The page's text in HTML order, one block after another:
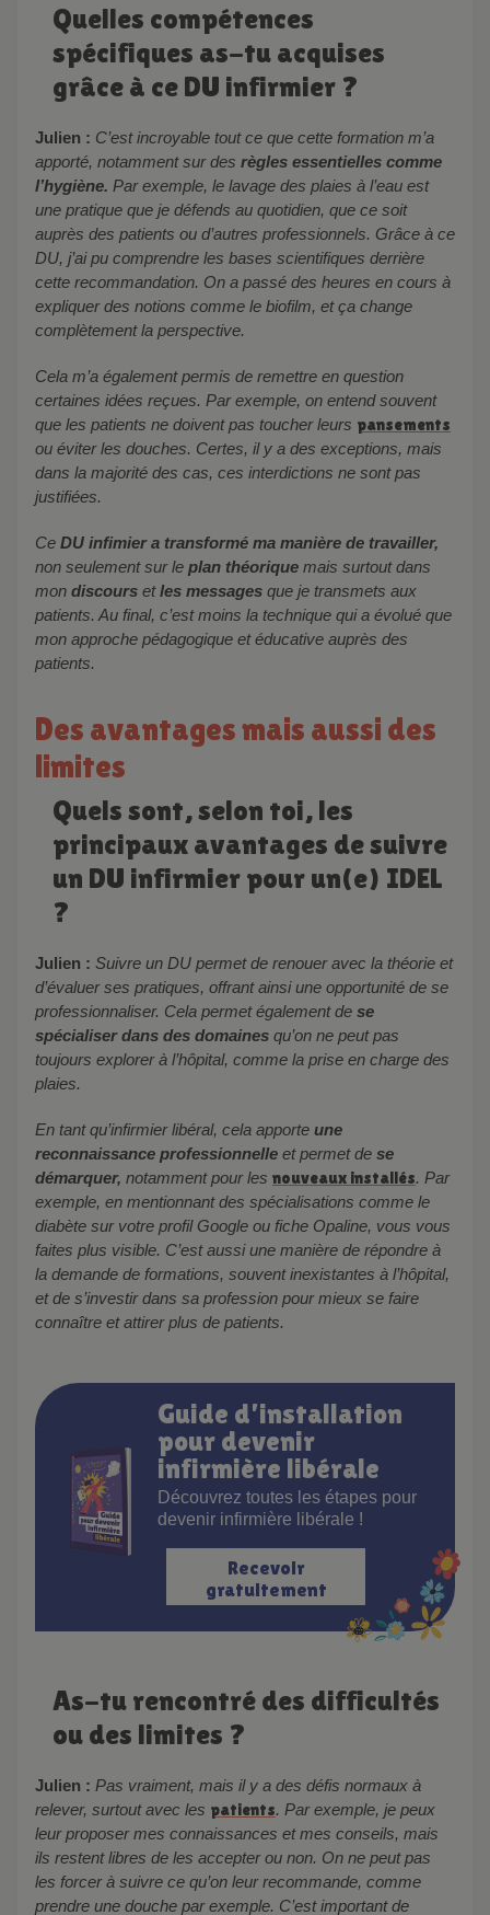
Quelles compétences
spécifiques as-tu acquises
grâce à ce DU infirmier ?
Julien : C’est incroyable tout ce que cette formation m’a
apporté, notamment sur des règles essentielles comme
l’hygiène. Par exemple, le lavage des plaies à l’eau est
une pratique que je défends au quotidien, que ce soit
auprès des patients ou d’autres professionnels. Grâce à ce
DU, j’ai pu comprendre les bases scientifiques derrière
cette recommandation. On a passé des heures en cours à
expliquer des notions comme le biofilm, et ça change
complètement la perspective.
Cela m’a également permis de remettre en question
certaines idées reçues. Par exemple, on entend souvent
que les patients ne doivent pas toucher leurs pansements
ou éviter les douches. Certes, il y a des exceptions, mais
dans la majorité des cas, ces interdictions ne sont pas
justifiées.
Ce DU infimier a transformé ma manière de travailler,
non seulement sur le plan théorique mais surtout dans
mon discours etles messages que je transmets aux
patients. Au final, c’est moins la technique qui a évolué que
mon approche pédagogique et éducative auprès des
patients.
Des avantages mais aussi des
limites
Quels sont, selon toi, les
principaux avantages de suivre
un DU infirmier pour un(e) IDEL
?
Julien : Suivre un DU permet de renouer avec la théorie et
d’évaluer ses pratiques, offrant ainsi une opportunité de se
professionnaliser. Cela permet également de se
spécialiser dans des domaines qu’on ne peut pas
toujours explorer à l’hôpital, comme la prise en charge des
plaies.
En tant qu’infirmier libéral, cela apporte une
reconnaissance professionnelle et permet de se
démarquer, notamment pour les nouveaux installés. Par
exemple, en mentionnant des spécialisations comme le
diabète sur votre profil Google ou fiche Opaline, vous vous
faites plus visible. C’est aussi une manière de répondre à
la demande de formations, souvent inexistantes à l’hôpital,
et de s’investir dans sa profession pour mieux se faire
connaître et attirer plus de patients.
Guide d’installation
pour devenir
infirmière libérale
Découvrez toutes les étapes pour
devenir infirmière libérale !
Recevoir
gratuitement
As-tu rencontré des difficultés
ou des limites ?
Julien : Pas vraiment, mais il y a des défis normaux à
relever, surtout avec les patients. Par exemple, je peux
leur proposer mes connaissances et mes conseils, mais
ils restent libres de les accepter ou non. On ne peut pas
les forcer à suivre ce qu’on leur recommande, comme
prendre une douche par exemple. C’est important de